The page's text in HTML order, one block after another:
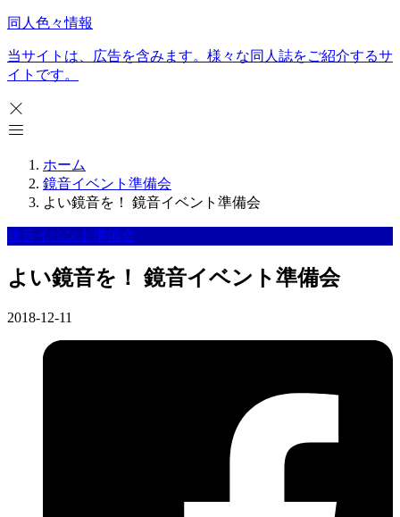
同人色々情報
当サイトは、広告を含みます。様々な同人誌をご紹介するサ
イトです。
ホーム
鏡音イベント準備会
よい鏡音を！ 鏡音イベント準備会
鏡音イベント準備会
よい鏡音を！ 鏡音イベント準備会
2018-12-11